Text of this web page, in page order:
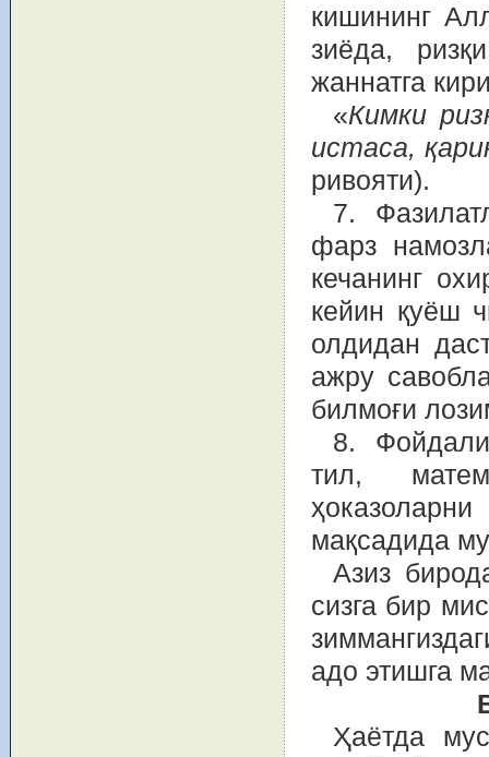
кишининг
зиёда,
жаннатга
«Кимки
истаса,
ривояти).
7.
фарз
кечанинг
кейин қуёш
олдидан
ажру
билмоғи
8.
тил,
мақсадида
Азиз
сизга бир
адо этишга
Ҳаётда